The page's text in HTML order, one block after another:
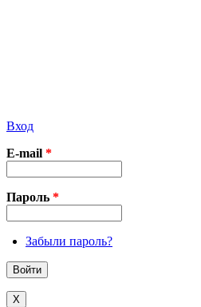
Вход
E-mail *
Пароль *
Забыли пароль?
X